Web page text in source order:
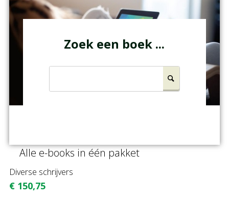
Alle e-books in één pakket
Diverse schrijvers
€ 150,75
Zoek een boek ...
Zoeken